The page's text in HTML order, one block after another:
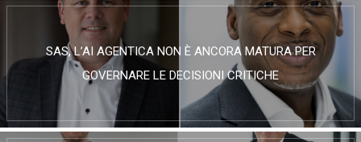
SAS, L’AI AGENTICA NON È ANCORA MATURA PER
GOVERNARE LE DECISIONI CRITICHE